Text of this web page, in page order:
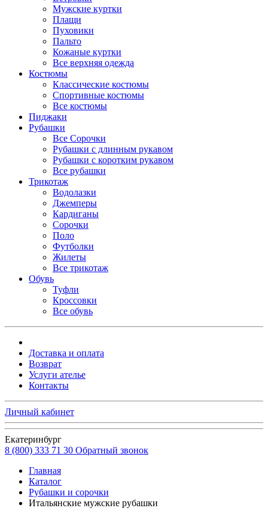
Мужские куртки
Плащи
Пуховики
Пальто
Кожаные куртки
Все верхняя одежда
Костюмы
Классические костюмы
Спортивные костюмы
Все костюмы
Пиджаки
Рубашки
Все Сорочки
Рубашки с длинным рукавом
Рубашки с коротким рукавом
Все рубашки
Трикотаж
Водолазки
Джемперы
Кардиганы
Сорочки
Поло
Футболки
Жилеты
Все трикотаж
Обувь
Туфли
Кроссовки
Все обувь
Доставка и оплата
Возврат
Услуги ателье
Контакты
Личный кабинет
Екатеринбург
8 (800) 333 71 30 Обратный звонок
Главная
Каталог
Рубашки и сорочки
Итальянские мужские рубашки